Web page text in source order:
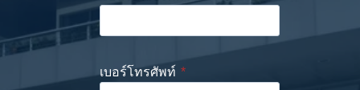
เบอร์โทรศัพท์ *